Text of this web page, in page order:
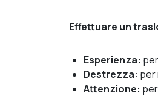
Effettuare un
Esperienza:
Destrezza: per
Attenzione: